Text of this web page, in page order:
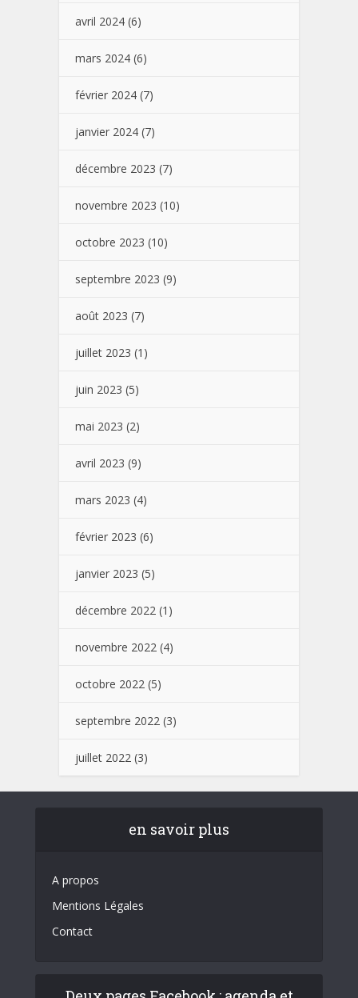
avril 2024 (6)
mars 2024 (6)
février 2024 (7)
janvier 2024 (7)
décembre 2023 (7)
novembre 2023 (10)
octobre 2023 (10)
septembre 2023 (9)
août 2023 (7)
juillet 2023 (1)
juin 2023 (5)
mai 2023 (2)
avril 2023 (9)
mars 2023 (4)
février 2023 (6)
janvier 2023 (5)
décembre 2022 (1)
novembre 2022 (4)
octobre 2022 (5)
septembre 2022 (3)
juillet 2022 (3)
en savoir plus
A propos
Mentions Légales
Contact